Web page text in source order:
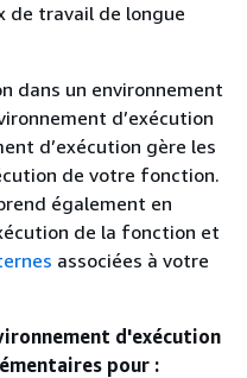
de travail de longue
dans un environnement
d’exécution
d’exécution gère les
de votre fonction.
également en
de la fonction et
associées à votre
d'exécution
pour :